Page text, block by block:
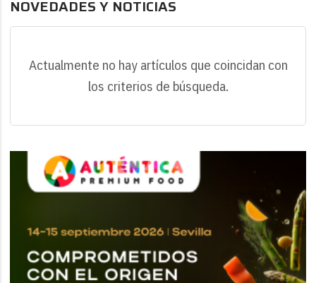
NOVEDADES Y NOTICIAS
Actualmente no hay artículos que coincidan con
los criterios de búsqueda.